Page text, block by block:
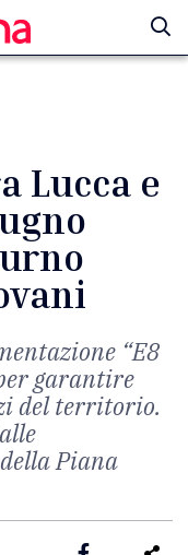
Lucca e
“E8
garantire
del territorio.
Piana